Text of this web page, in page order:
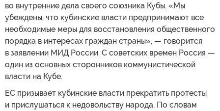
во внутренние дела своего союзника Кубы. «Мы
убеждены, что кубинские власти предпринимают все
необходимые меры для восстановления общественного
порядка в интересах граждан страны», — говорится
в заявлении МИД России. С советских времен Россия —
один из основных сторонников коммунистической
власти на Кубе.
ЕС призывает кубинские власти прекратить протесты
и прислушаться к недовольству народа. По словам